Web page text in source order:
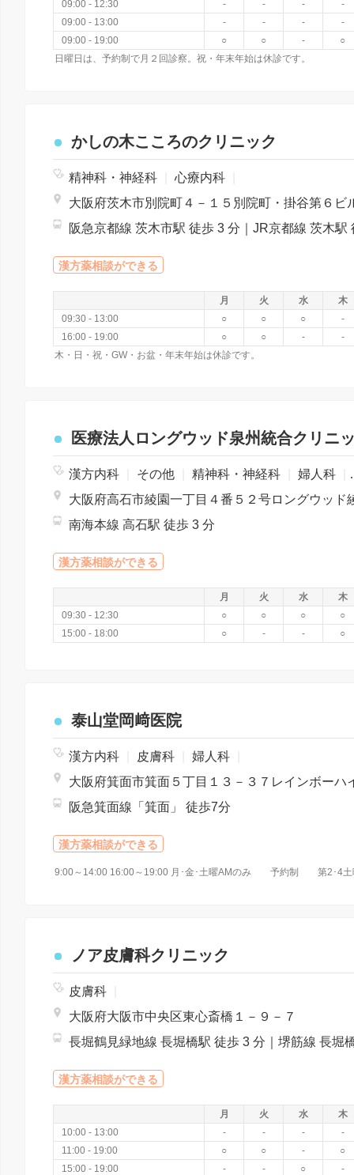
09:00 - 12:30 - - -
-
09:00 - 13:00
- - -
-
09:00 - 19:00
○ ○ -
○
日曜日は、予約制で月２回診察。祝・年末年始は休診です。
かしの木こころのクリニック
精神科・神経科 心療内科
漢方薬相談ができる
月 火 水
木
09:30 - 13:00
○ ○ ○
-
16:00 - 19:00
○ ○ -
-
木・日・祝・GW・お盆・年末年始は休診です。
医療法人ロングウッド泉州統合クリニ
漢方内科 その他 精神科・神経科 婦人科
南海本線 高石駅 徒歩 3 分
漢方薬相談ができる
月 火 水
木
09:30 - 12:30
○ ○ ○
○
15:00 - 18:00
○ - - ○
泰山堂岡﨑医院
漢方内科 皮膚科 婦人科
阪急箕面線「箕面」 徒歩7分
漢方薬相談ができる
9:00～14:00 16:00～19:00 月･金･土曜AMのみ 予約制 第2･4
ノア皮膚科クリニック
皮膚科
大阪府大阪市中央区東心斎橋１－９－７
漢方薬相談ができる
月 火 水
木
10:00 - 13:00
- - -
-
11:00 - 19:00
○ ○ -
○
15:00 - 19:00
- - ○
-